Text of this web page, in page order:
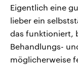
Eigentlich eine
lieber ein
das funktioniert,
Behandlungs-
möglicherweise